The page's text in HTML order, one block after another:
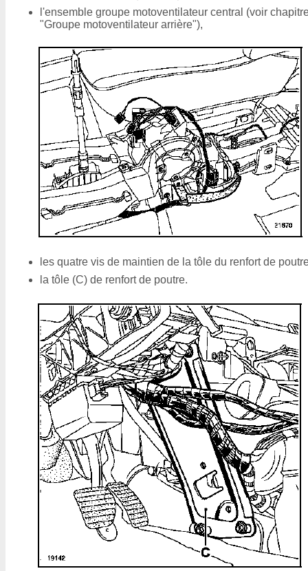
l'ensemble groupe motoventilateur central (voir
"Groupe motoventilateur arrière"),
les quatre vis de maintien de la tôle du renfort de
la tôle (C) de renfort de poutre.